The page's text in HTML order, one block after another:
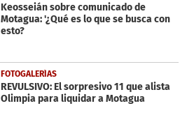
Keosseián sobre comunicado de
Motagua: '¿Qué es lo que se busca con
esto?
FOTOGALERÍAS
REVULSIVO: El sorpresivo 11 que alista
Olimpia para liquidar a Motagua